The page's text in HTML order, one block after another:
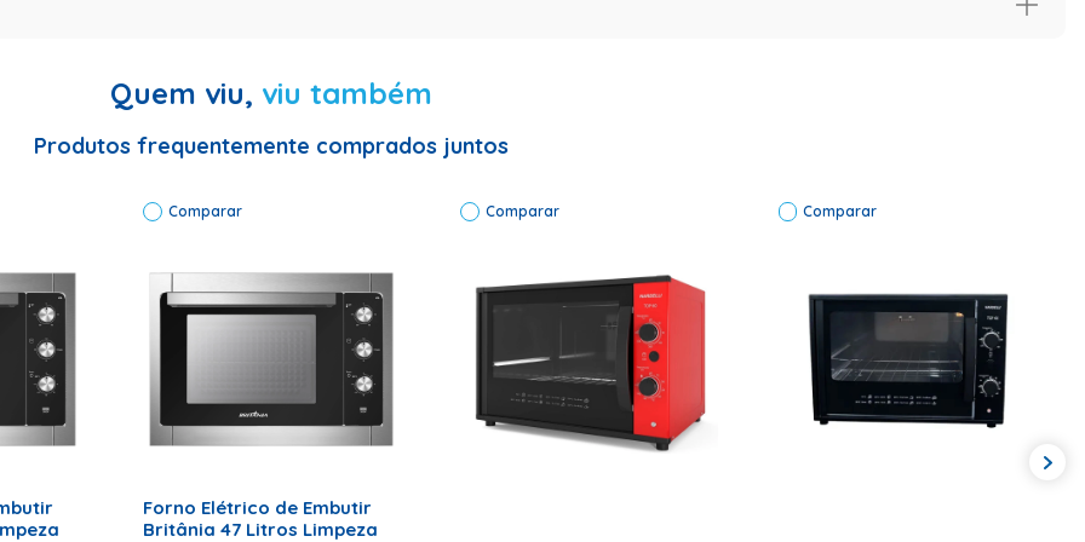
Nardelli Top60 Black - 60l Código De Fábrica: 10014754-1 Código Comercial: 10014754-1 Código Ean: 7898232185434 Cor
Tensão Elétrica E Fase:127 V Modelo: Top60 Black Potência: 1.750 Watts Corrente Máxima (A): 13,40 Garantia: 12 Meses
Produto: Forno Elétrico Nardelli Top60 Black 60l Dimensões (A X L X P): 0,415 X 0,585 X 0,450 Dimensões Da
P): 0,490 X 0,595 X 0,500 Peso Líquido: 11,5 Peso Bruto: 12,5 Tipo De Unidade: Caixa Conteúdo Da Embalagem: 01 Forno
De Instruções
Quem viu, viu também
Produtos frequentemente comprados juntos
Comparar
Forno Elétrico de Embutir
Britânia 47 Litros Limpeza
Comparar Comparar